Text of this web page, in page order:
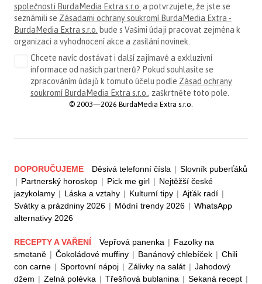
společnosti BurdaMedia Extra s.r.o. a potvrzujete, že jste se
seznámili se Zásadami ochrany soukromí BurdaMedia Extra -
BurdaMedia Extra s.r.o. bude s Vašimi údaji pracovat zejména k
organizaci a vyhodnocení akce a zasílání novinek.
Chcete navíc dostávat i další zajímavé a exkluzivní
informace od našich partnerů? Pokud souhlasíte se
zpracováním údajů k tomuto účelu podle Zásad ochrany
soukromí BurdaMedia Extra s.r.o. , zaškrtněte toto pole.
© 2003—2026 BurdaMedia Extra s.r.o.
DOPORUČUJEME Děsivá telefonní čísla | Slovník puberťáků
| Partnerský horoskop | Pick me girl | Nejtěžší české
jazykolamy | Láska a vztahy | Kulturní tipy | Ajťák radí |
Svátky a prázdniny 2026 | Módní trendy 2026 | WhatsApp
alternativy 2026
RECEPTY A VAŘENÍ Vepřová panenka | Fazolky na
smetaně | Čokoládové muffiny | Banánový chlebíček | Chili
con carne | Sportovní nápoj | Zálivky na salát | Jahodový
džem | Zelná polévka | Třešňová bublanina | Sekaná recept |